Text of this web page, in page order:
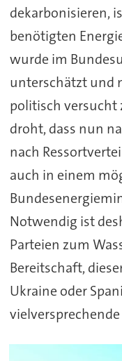
dekarbonisieren,
benötigten
wurde im
unterschätzt und
politisch versucht
droht, dass nun
nach
auch in einem
Notwendig ist
Parteien zum
Bereitschaft,
Ukraine oder